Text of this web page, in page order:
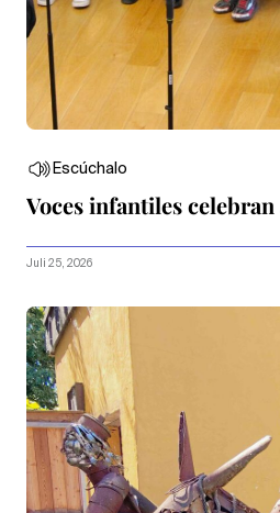
Escúchalo
Voces infantiles
Juli 25, 2026